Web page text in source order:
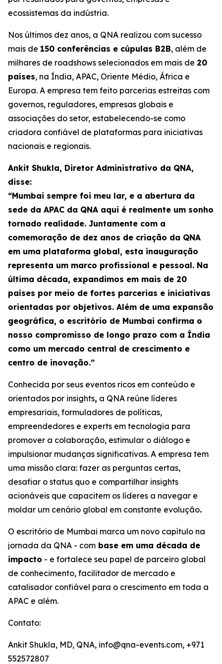
ecossistemas da indústria.
Nos últimos dez anos, a QNA realizou com sucesso
mais de 150 conferências e cúpulas B2B, além de
milhares de roadshows selecionados em mais de 20
países, na Índia, APAC, Oriente Médio, África e
Europa. A empresa tem feito parcerias estreitas com
governos, reguladores, empresas globais e
associações do setor, estabelecendo-se como
criadora confiável de plataformas para iniciativas
nacionais e regionais.
Ankit Shukla, Diretor Administrativo da QNA,
disse:
“Mumbai sempre foi meu lar, e a abertura da
sede da APAC da QNA aqui é realmente um sonho
tornado realidade. Juntamente com a
comemoração de dez anos de criação da QNA
em uma plataforma global, esta inauguração
representa um marco profissional e pessoal. Na
última década, expandimos em mais de 20
países por meio de fortes parcerias e iniciativas
orientadas por objetivos. Além de uma expansão
geográfica, o escritório de Mumbai confirma o
nosso compromisso de longo prazo com a Índia
como um mercado central de crescimento e
centro de inovação.”
Conhecida por seus eventos ricos em conteúdo e
orientados por insights, a QNA reúne líderes
empresariais, formuladores de políticas,
empreendedores e experts em tecnologia para
promover a colaboração, estimular o diálogo e
impulsionar mudanças significativas. A empresa tem
uma missão clara: fazer as perguntas certas,
desafiar o status quo e compartilhar insights
acionáveis que capacitem os líderes a navegar e
moldar um cenário global em constante evolução.
O escritório de Mumbai marca um novo capítulo na
jornada da QNA - com base em uma década de
impacto - e fortalece seu papel de parceiro global
de conhecimento, facilitador de mercado e
catalisador confiável para o crescimento em toda a
APAC e além.
Contato:
Ankit Shukla, MD, QNA, info@qna-events.com, +971
552572807